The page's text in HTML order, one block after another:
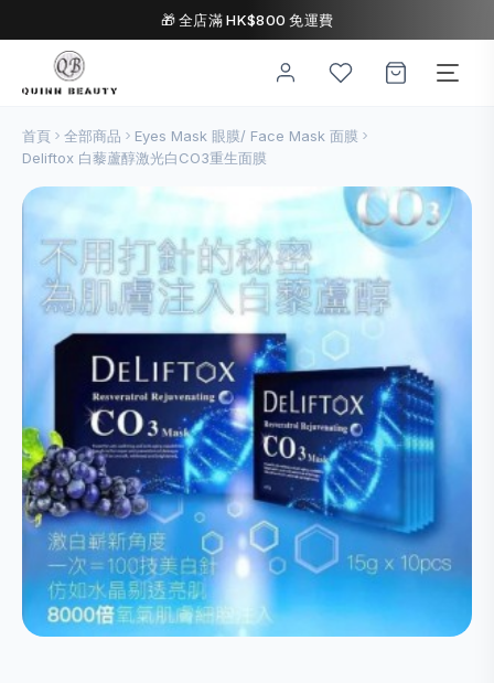
🎁 全店滿 HK$800 免運費
首頁 全部商品
Eyes Mask 眼膜/ Face Mask 面膜
Deliftox 白藜蘆醇激光白CO3重生面膜